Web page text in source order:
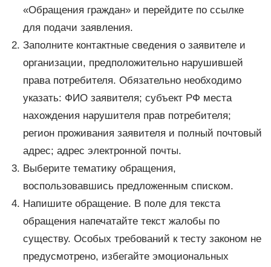
«Обращения граждан» и перейдите по ссылке
для подачи заявления.
Заполните контактные сведения о заявителе и
организации, предположительно нарушившей
права потребителя. Обязательно необходимо
указать: ФИО заявителя; субъект РФ места
нахождения нарушителя прав потребителя;
регион проживания заявителя и полный почтовый
адрес; адрес электронной почты.
Выберите тематику обращения,
воспользовавшись предложенным списком.
Напишите обращение. В поле для текста
обращения напечатайте текст жалобы по
существу. Особых требований к тесту законом не
предусмотрено, избегайте эмоциональных